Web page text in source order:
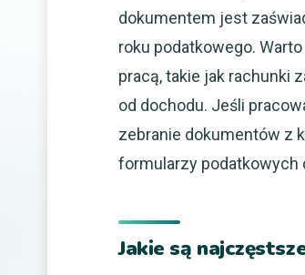
dokumentem jest
roku podatkowego.
pracą, takie jak rachunki
od dochodu. Jeśli
zebranie dokumentów z
formularzy podatkowych
Jakie są